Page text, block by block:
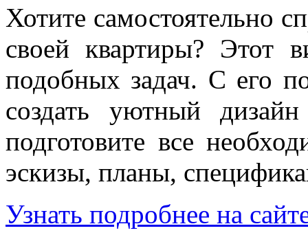
Хотите самостоятельно
своей квартиры? Этот
подобных задач. С его
создать уютный
подготовите все
эскизы, планы,
Узнать подробнее на